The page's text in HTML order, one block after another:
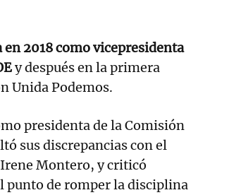
en 2018 como vicepresidenta
y después en la primera
Unida Podemos.
presidenta de la Comisión
sus discrepancias con el
Montero, y criticó
punto de romper la disciplina